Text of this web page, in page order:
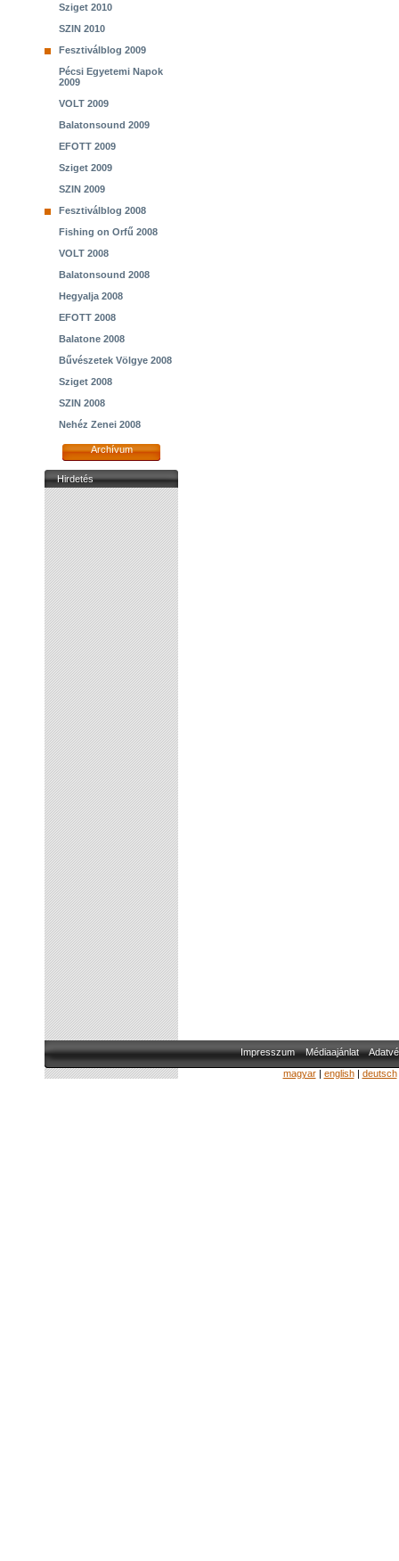
Sziget 2010
SZIN 2010
Fesztiválblog 2009
Pécsi Egyetemi Napok
2009
VOLT 2009
Balatonsound 2009
EFOTT 2009
Sziget 2009
SZIN 2009
Fesztiválblog 2008
Fishing on Orfű 2008
VOLT 2008
Balatonsound 2008
Hegyalja 2008
EFOTT 2008
Balatone 2008
Bűvészetek Völgye 2008
Sziget 2008
SZIN 2008
Nehéz Zenei 2008
Archívum
Hirdetés
Impresszum Médiaajánlat
magyar| english| deutsch